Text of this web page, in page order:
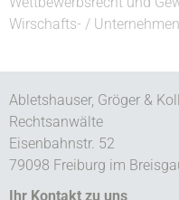
Wirschafts- /
Abletshauser, Gröger &
Rechtsanwälte
Eisenbahnstr. 52
79098 Freiburg im
Ihr Kontakt zu uns